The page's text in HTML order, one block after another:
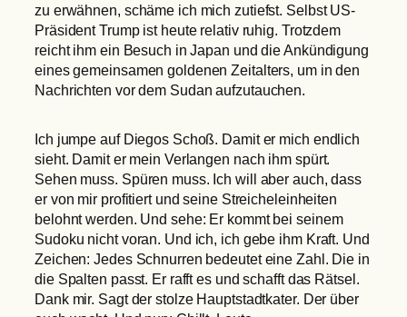
zu erwähnen, schäme ich mich zutiefst. Selbst US-
Präsident Trump ist heute relativ ruhig. Trotzdem
reicht ihm ein Besuch in Japan und die Ankündigung
eines gemeinsamen goldenen Zeitalters, um in den
Nachrichten vor dem Sudan aufzutauchen.
Ich jumpe auf Diegos Schoß. Damit er mich endlich
sieht. Damit er mein Verlangen nach ihm spürt.
Sehen muss. Spüren muss. Ich will aber auch, dass
er von mir profitiert und seine Streicheleinheiten
belohnt werden. Und sehe: Er kommt bei seinem
Sudoku nicht voran. Und ich, ich gebe ihm Kraft. Und
Zeichen: Jedes Schnurren bedeutet eine Zahl. Die in
die Spalten passt. Er rafft es und schafft das Rätsel.
Dank mir. Sagt der stolze Hauptstadtkater. Der über